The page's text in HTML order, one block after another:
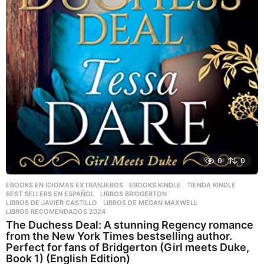
0 0
EBOOKS EN IDIOMAS EXTRANJEROS ,EBOOKS KINDLE ,TIENDA KINDLE
BEST SELLERS EN ESPAÑOL
,LIBROS BRIDGERTON
LIBROS DE JAVIER CASTILLO
,LIBROS DE MEGAN MAXWELL
LIBROS RECOMENDADOS 2024
The Duchess Deal: A stunning Regency romance
from the New York Times bestselling author.
Perfect for fans of Bridgerton (Girl meets Duke,
Book 1) (English Edition)